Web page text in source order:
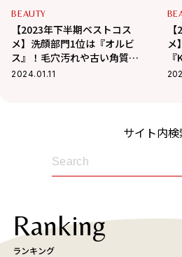
BEAUTY
【2023年下半期ベストコス
メ】洗顔部門1位は『オルビ
ス』！毛穴汚れや古い角質を
オフして澄み切った肌に♡
2024.01.11
メ
ー
サイト内検
Ranking
ランキング